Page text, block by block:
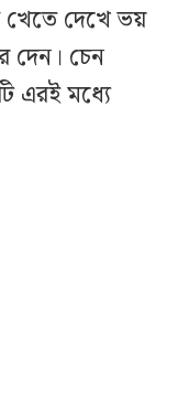
খেতে দেখে ভয়
দেন। চেন
এরই মধ্যে